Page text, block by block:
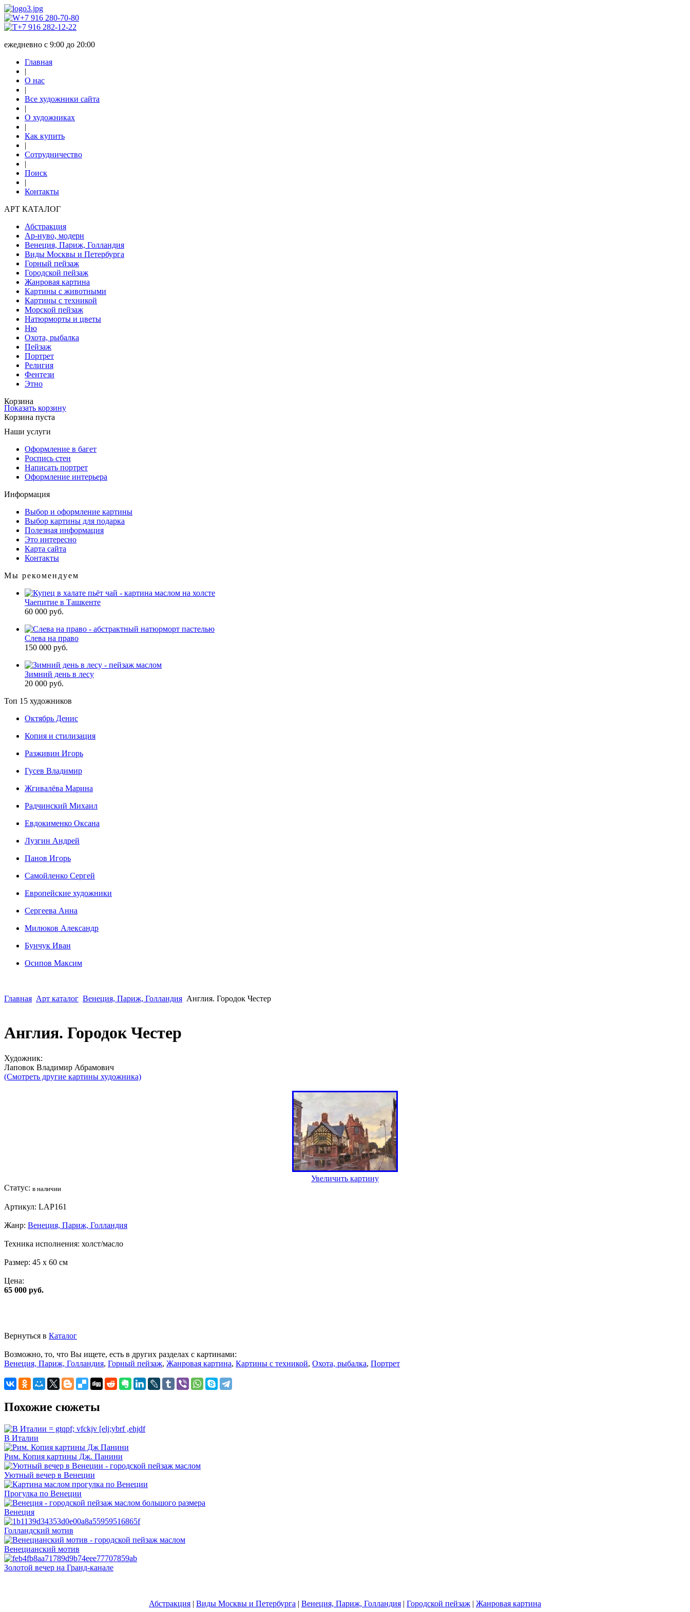
+7 916 280-70-80
+7 916 282-12-22
ежедневно с 9:00 до 20:00
Главная
|
О нас
|
Все художники сайта
|
О художниках
|
Как купить
|
Сотрудничество
|
Поиск
|
Контакты
АРТ КАТАЛОГ
Абстракция
Ар-нуво, модерн
Венеция, Париж, Голландия
Виды Москвы и Петербурга
Горный пейзаж
Городской пейзаж
Жанровая картина
Картины с животными
Картины с техникой
Морской пейзаж
Натюрморты и цветы
Ню
Охота, рыбалка
Пейзаж
Портрет
Религия
Фентези
Этно
Корзина
Показать корзину
Корзина пуста
Наши услуги
Оформление в багет
Роспись стен
Написать портрет
Оформление интерьера
Информация
Выбор и оформление картины
Выбор картины для подарка
Полезная информация
Это интересно
Карта сайта
Контакты
Мы рекомендуем
Чaeпитие в Ташкенте
60 000 руб.
Слева на право
150 000 руб.
Зимний день в лесу
20 000 руб.
Топ 15 художников
Октябрь Денис
Копия и стилизация
Разживин Игорь
Гусев Владимир
Жгивалёва Марина
Радчинский Михаил
Евдокименко Оксана
Лузгин Андрей
Панов Игорь
Сaмoйленко Сергей
Европейские художники
Сергеева Анна
Милюков Александр
Бунчук Иван
Осипoв Максим
Главная Арт каталог Венеция, Париж, Голландия Англия. Городок Честер
Англия. Городок Честер
Художник:
Лаповок Владимир Абрамович
(Смотреть другие картины художника)
Увеличить картину
Статус: в наличии
Артикул: LAP161
Жанр: Венеция, Париж, Голландия
Техника исполнения: холст/масло
Размер: 45 x 60 см
Цена:
65 000 руб.
Вернуться в Каталог
Возможно, то, что Вы ищете, есть в других разделах с картинами:
Венеция, Париж, Голландия, Горный пейзаж, Жанровая картина, Картины с техникой, Охота, рыбалка, Портрет
Похожие сюжеты
В Италии
Рим. Копия картины Дж. Панини
Уютный вечер в Венеции
Прогулка по Венеции
Венеция
Голландский мотив
Венецианский мотив
Золотой вечер на Гранд-канале
Абстракция | Виды Москвы и Петербурга | Венеция, Париж, Голландия | Городской пейзаж | Жанровая картина